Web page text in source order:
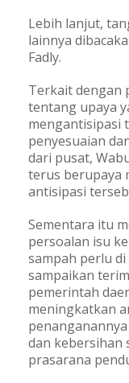
Lebih lanjut,
lainnya
Fadly.
Terkait dengan
tentang upaya
mengantisipasi
penyesuaian
dari pusat,
terus berupaya
antisipasi
Sementara itu
persoalan isu
sampah perlu
sampaikan
pemerintah
meningkatkan
dan kebersihan
prasarana